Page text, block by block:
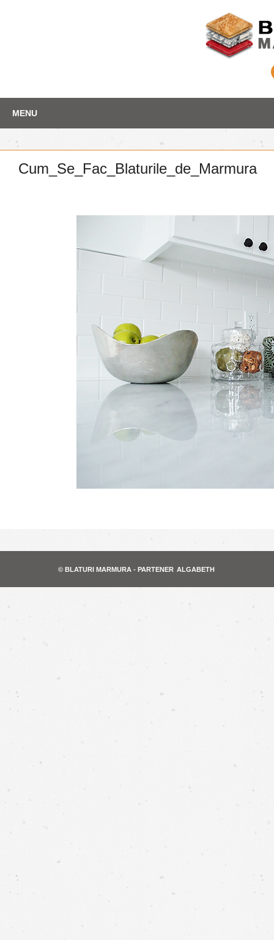
Depozit marmura
content
MENU
Cum_Se_Fac_Blaturile_de_Marmura
© BLATURI MARMURA - PARTENER ALGABETH